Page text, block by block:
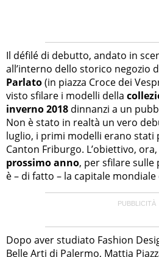
Il défilé di debutto, andato in
all’interno dello storico negozio
Parlato(in piazza Croce dei
visto sfilare i modelli della
inverno 2018 dinnanzi a un
Non è stato in realtà un vero
luglio, i primi modelli erano stati
Canton Friburgo. L’obiettivo, ora,
prossimo anno, per sfilare sulle
è – di fatto – la capitale
Dopo aver studiato Fashion
Belle Arti di Palermo, Mattia